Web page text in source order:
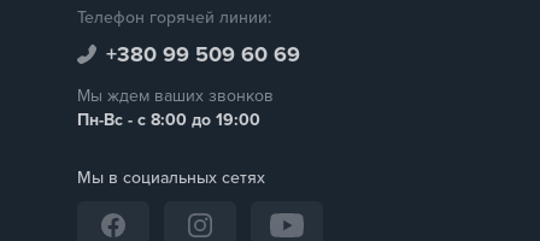
Телефон горячей линии:
+380 99 509 60 69
Мы ждем ваших звонков
Пн-Вс - с 8:00 до 19:00
Мы в социальных сетях